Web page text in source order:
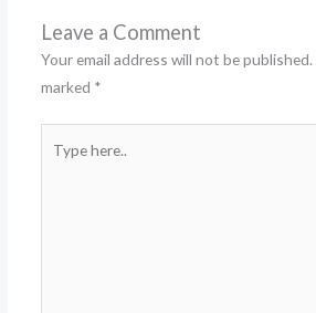
Leave a Comment
Your email address will not be published.
marked *
here..